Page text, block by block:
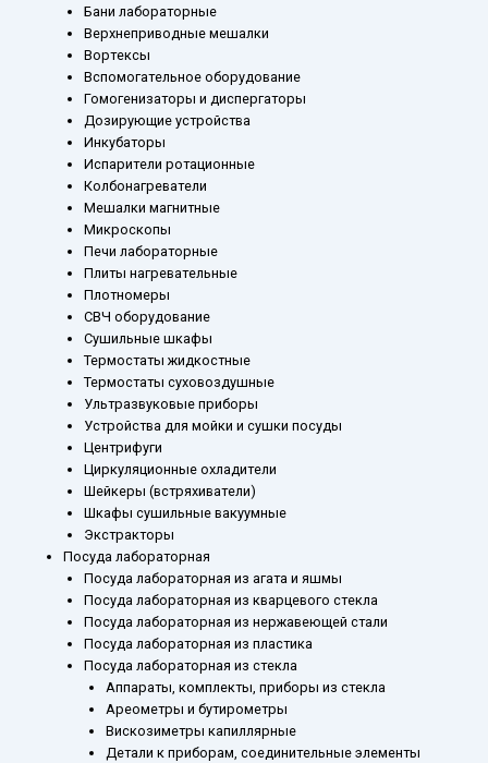
Бани лабораторные
Верхнеприводные мешалки
Вортексы
Вспомогательное оборудование
Гомогенизаторы и диспергаторы
Дозирующие устройства
Инкубаторы
Испарители ротационные
Колбонагреватели
Мешалки магнитные
Микроскопы
Печи лабораторные
Плиты нагревательные
Плотномеры
СВЧ оборудование
Сушильные шкафы
Термостаты жидкостные
Термостаты суховоздушные
Ультразвуковые приборы
Устройства для мойки и сушки посуды
Центрифуги
Циркуляционные охладители
Шейкеры (встряхиватели)
Шкафы сушильные вакуумные
Экстракторы
Посуда лабораторная
Посуда лабораторная из агата и яшмы
Посуда лабораторная из кварцевого стекла
Посуда лабораторная из нержавеющей стали
Посуда лабораторная из пластика
Посуда лабораторная из стекла
Аппараты, комплекты, приборы из стекла
Ареометры и бутирометры
Вискозиметры капиллярные
Детали к приборам, соединительные элементы